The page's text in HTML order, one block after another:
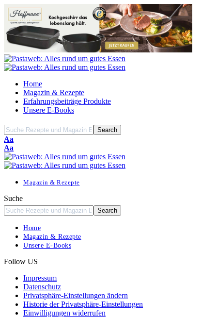
Home
Magazin & Rezepte
Erfahrungsbeiträge Produkte
Unsere E-Books
Font
Resizer
Aa
Font
Resizer
Aa
Magazin & Rezepte
Suche
Home
Magazin & Rezepte
Unsere E-Books
Follow US
Impressum
Datenschutz
Privatsphäre-Einstellungen ändern
Historie der Privatsphäre-Einstellungen
Einwilligungen widerrufen